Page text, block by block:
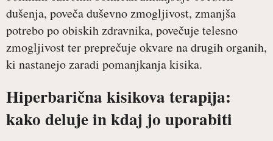
dušenja, poveča duševno zmogljivost, zmanjša
potrebo po obiskih zdravnika, povečuje telesno
zmogljivost ter preprečuje okvare na drugih organih,
ki nastanejo zaradi pomanjkanja kisika.
Hiperbarična kisikova terapija:
kako deluje in kdaj jo uporabiti